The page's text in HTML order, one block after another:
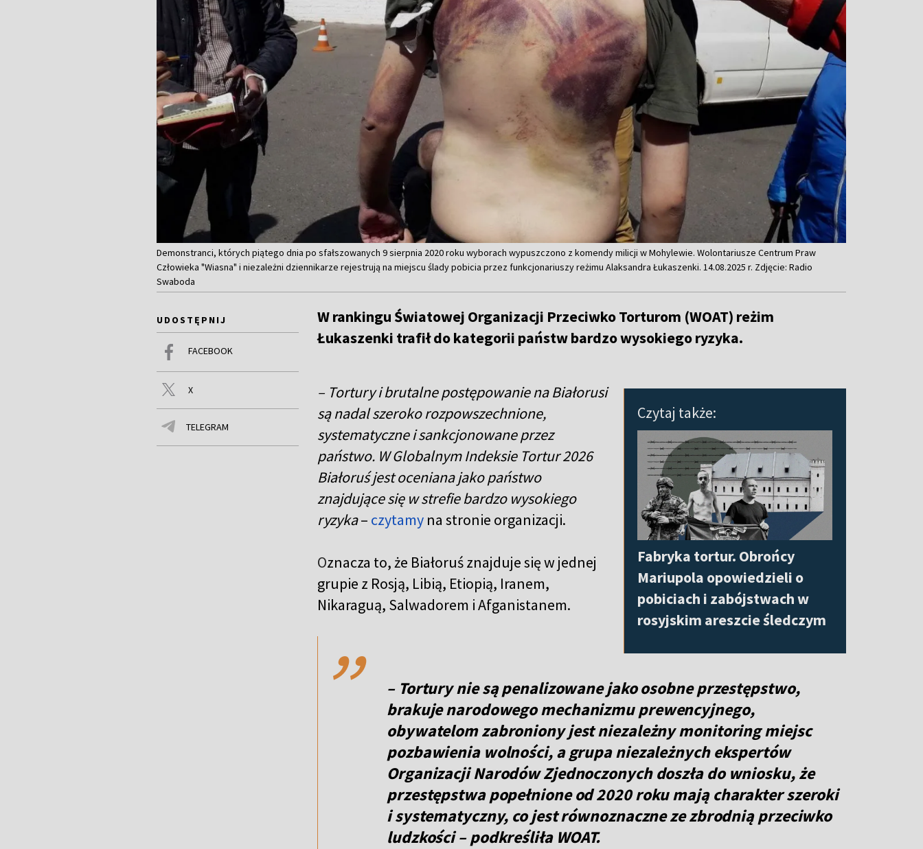
Demonstranci, których piątego dnia po sfałszowanych 9 sierpnia 2020 roku wyborach wypuszczono z komendy milicji w Mohylewie. Wolontariusze Centrum Praw
Człowieka "Wiasna" i niezależni dziennikarze rejestrują na miejscu ślady pobicia przez funkcjonariuszy reżimu Alaksandra Łukaszenki. 14.08.2025 r. Zdjęcie: Radio
Swaboda
UDOSTĘPNIJ
FACEBOOK
X
TELEGRAM
W rankingu Światowej Organizacji Przeciwko Torturom (WOAT) reżim
Łukaszenki trafił do kategorii państw bardzo wysokiego ryzyka.
Czytaj także:
Fabryka tortur. Obrońcy
Mariupola opowiedzieli o
pobiciach i zabójstwach w
rosyjskim areszcie śledczym
– Tortury i brutalne postępowanie na Białorusi
są nadal szeroko rozpowszechnione,
systematyczne i sankcjonowane przez
państwo. W Globalnym Indeksie Tortur 2026
Białoruś jest oceniana jako państwo
znajdujące się w strefie bardzo wysokiego
ryzyka– czytamy na stronie organizacji.
Oznacza to, że Białoruś znajduje się w jednej
grupie z Rosją, Libią, Etiopią, Iranem,
Nikaraguą, Salwadorem i Afganistanem.
,,
– Tortury nie są penalizowane jako osobne przestępstwo,
brakuje narodowego mechanizmu prewencyjnego,
obywatelom zabroniony jest niezależny monitoring miejsc
pozbawienia wolności, a grupa niezależnych ekspertów
Organizacji Narodów Zjednoczonych doszła do wniosku, że
przestępstwa popełnione od 2020 roku mają charakter szeroki
i systematyczny, co jest równoznaczne ze zbrodnią przeciwko
ludzkości – podkreśliła WOAT.